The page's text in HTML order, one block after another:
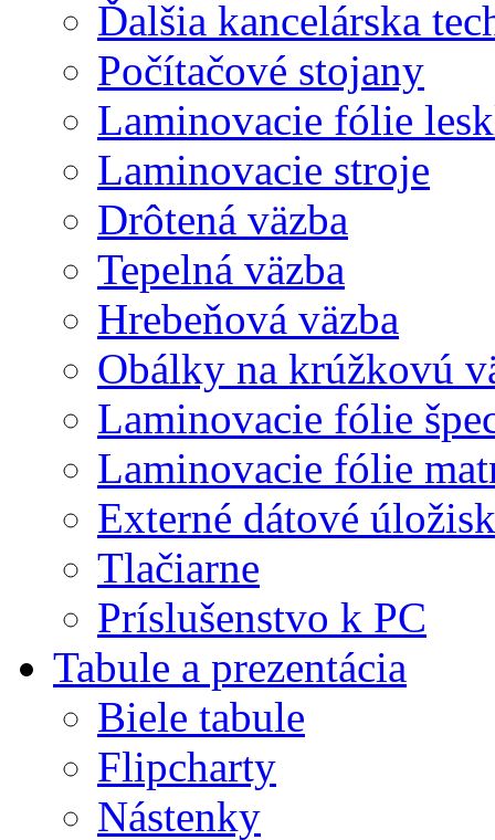
Ďalšia kancelárska
Počítačové stojany
Laminovacie fólie
Laminovacie stroje
Drôtená väzba
Tepelná väzba
Hrebeňová väzba
Obálky na krúžkovú
Laminovacie fólie
Laminovacie fólie
Externé dátové
Tlačiarne
Príslušenstvo k PC
Tabule a prezentácia
Biele tabule
Flipcharty
Nástenky